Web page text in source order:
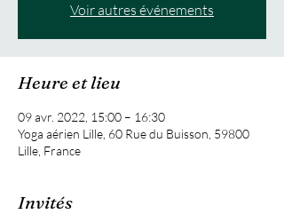
Voir autres événements
Heure et lieu
09 avr. 2022, 15:00 – 16:30
Yoga aérien Lille, 60 Rue du Buisson, 59800
Lille, France
Invités